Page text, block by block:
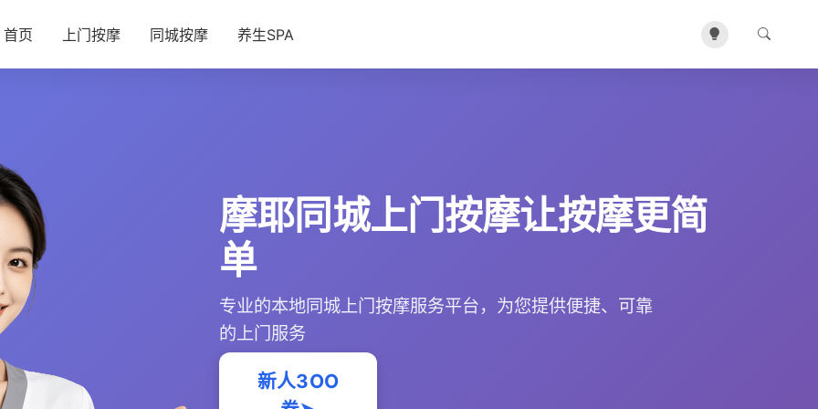
首页 上门按摩 同城按摩 养生SPA
摩耶同城上门按摩让按摩更简
单
专业的本地同城上门按摩服务平台，为您提供便捷、可靠
的上门服务
新人3OO